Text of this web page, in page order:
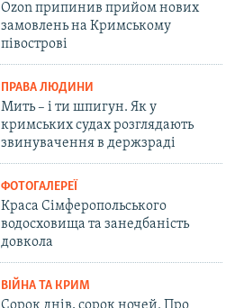
Ozon припинив прийом нових
замовлень на Кримському
півострові
ПРАВА ЛЮДИНИ
Мить – і ти шпигун. Як у
кримських судах розглядають
звинувачення в держзраді
ФОТОГАЛЕРЕЇ
Краса Сімферопольського
водосховища та занедбаність
довкола
ВІЙНА ТА КРИМ